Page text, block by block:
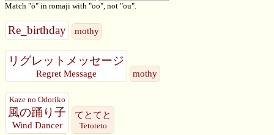
Match "ō" in romaji with "oo", not "ou".
Re_birthday mothy
リグレットメッセージ
Regret Message mothy
Kaze no Odoriko
風の踊り子
Wind Dancer
てとてと
Tetoteto